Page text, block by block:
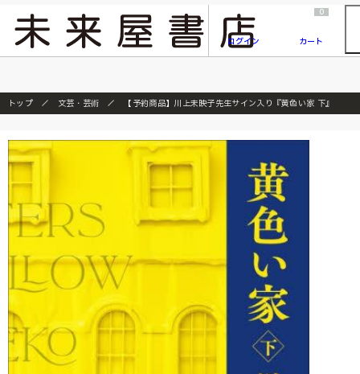
『ONE PIECE magazine 021 ONE PIECEカード付き同梱版』発売延期のご案内
ログイン
0
カート
トップ 文芸・芸術 【予約商品】川上未映子先生サイン入り『黄色い家 下』